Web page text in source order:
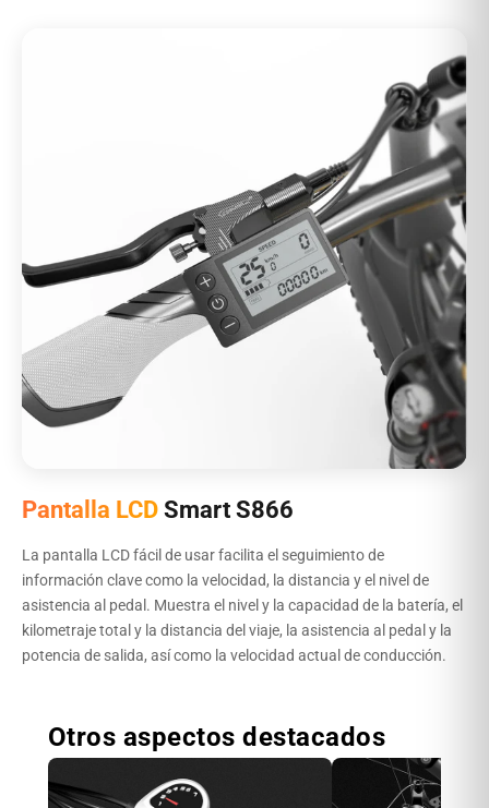
Pantalla LCD Smart S866
La pantalla LCD fácil de usar facilita el seguimiento de
información clave como la velocidad, la distancia y el nivel de
asistencia al pedal. Muestra el nivel y la capacidad de la batería, el
kilometraje total y la distancia del viaje, la asistencia al pedal y la
potencia de salida, así como la velocidad actual de conducción.
Otros aspectos destacados